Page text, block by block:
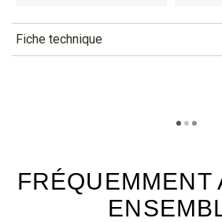
Fiche technique
FRÉQUEMMENT